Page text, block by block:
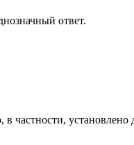
ответ.
установлено